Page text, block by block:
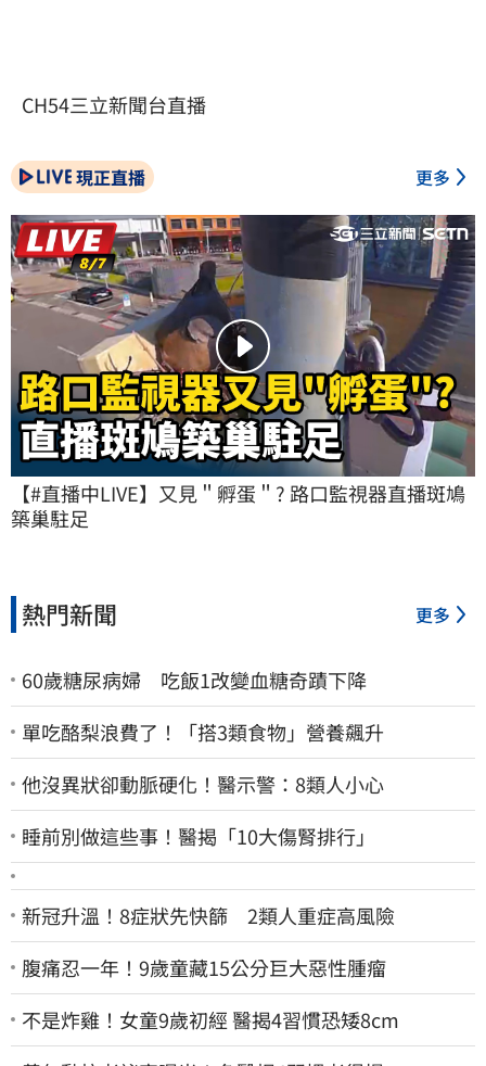
CH54三立新聞台直播
現正直播 更多
【#直播中LIVE】又見＂孵蛋＂? 路口監視器直播斑鳩
築巢駐足
熱門新聞 更多
60歲糖尿病婦 吃飯1改變血糖奇蹟下降
單吃酪梨浪費了！「搭3類食物」營養飆升
他沒異狀卻動脈硬化！醫示警：8類人小心
睡前別做這些事！醫揭「10大傷腎排行」
新冠升溫！8症狀先快篩 2類人重症高風險
腹痛忍一年！9歲童藏15公分巨大惡性腫瘤
不是炸雞！女童9歲初經 醫揭4習慣恐矮8cm